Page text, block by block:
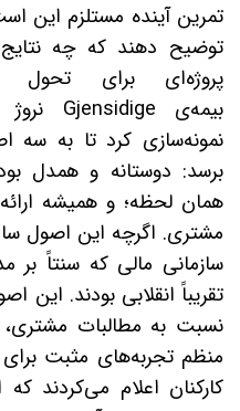
تمرین آینده مستلزم این
توضیح دهند که چه
پروژه‌ای برای
بیمه‌ی Gjensidige
نمونه‌سازی کرد تا به
برسد: دوستانه و همدل
همان لحظه؛ و همیشه
مشتری. اگرچه این اصول
سازمانی مالی که سنتاً
تقریباً انقلابی بودند. این
نسبت به مطالبات
منظم تجربه‌های مثبت برای
کارکنان اعلام می‌کردند